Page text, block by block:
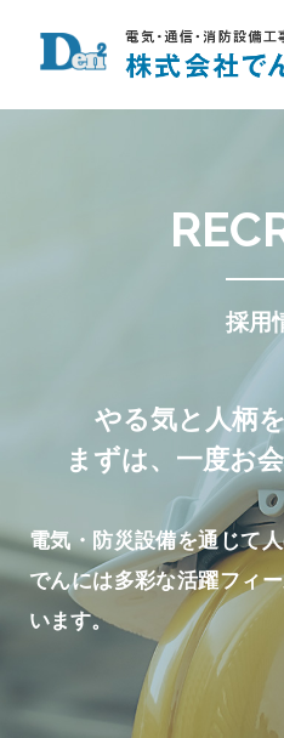
採用
やる気と人柄
まずは、一度お
電気・防災設備を通じて
でんには多彩な活躍フィ
います。